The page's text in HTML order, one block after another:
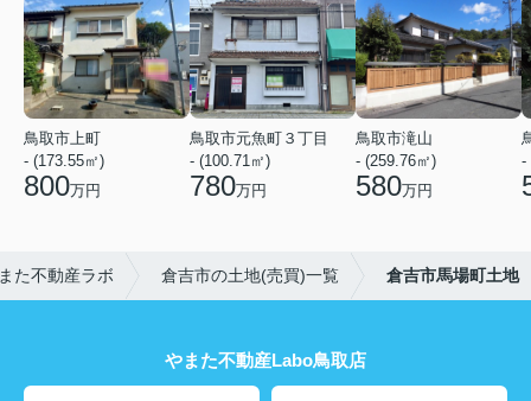
鳥取市上町
- (173.55㎡)
800万円
鳥取市元魚町３丁目
- (100.71㎡)
780万円
鳥取市滝山
- (259.76㎡)
580万円
-
た不動産ラボ 倉吉市の土地(売買)一覧 倉吉市馬場町土地
やまた不動産Labo鳥取店